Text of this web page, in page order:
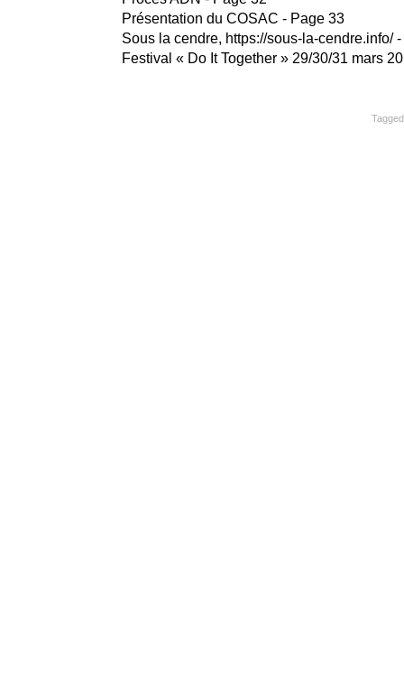
Présentation du COSAC - Page 33
Sous la cendre, https://sous-la-cendre.info/
Festival « Do It Together » 29/30/31 mars